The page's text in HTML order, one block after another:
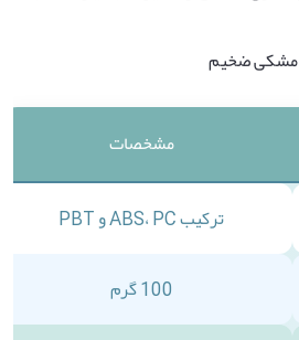
مشخصات
ترکیب ABS، PC و PBT
100 گرم